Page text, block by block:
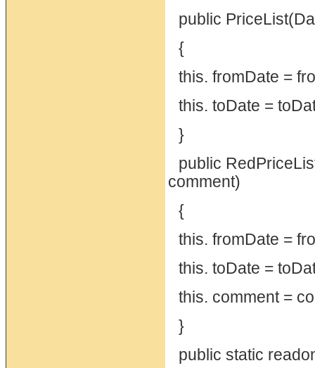
public
{
this. fromDate =
this. toDate =
}
public
comment)
{
this. fromDate =
this. toDate =
this. comment =
}
public static